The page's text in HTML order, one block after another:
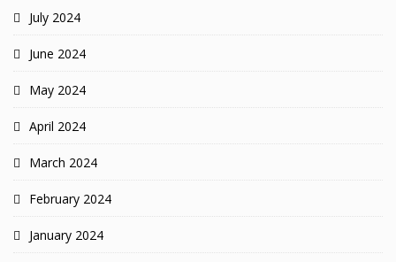
July 2024
June 2024
May 2024
April 2024
March 2024
February 2024
January 2024